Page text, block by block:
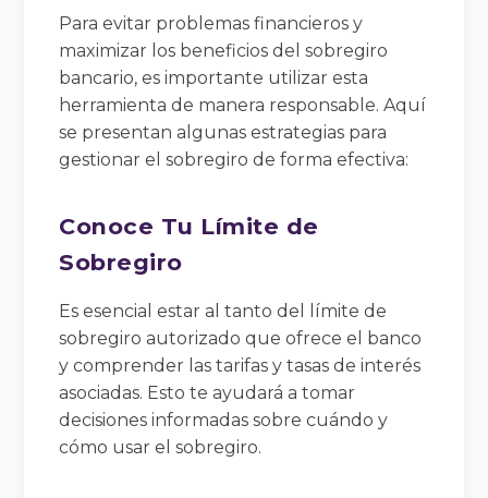
Para evitar problemas financieros y
maximizar los beneficios del sobregiro
bancario, es importante utilizar esta
herramienta de manera responsable. Aquí
se presentan algunas estrategias para
gestionar el sobregiro de forma efectiva:
Conoce Tu Límite de
Sobregiro
Es esencial estar al tanto del límite de
sobregiro autorizado que ofrece el banco
y comprender las tarifas y tasas de interés
asociadas. Esto te ayudará a tomar
decisiones informadas sobre cuándo y
cómo usar el sobregiro.